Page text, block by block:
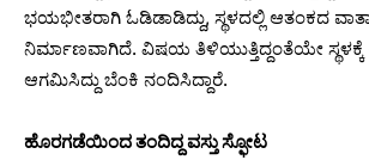
ಭಯಭೀತರಾಗಿ ಓಡಿಡಾಡಿದ್ದು, ಸ್ಥಳದಲ್ಲಿ ಆತಂಕದ
ನಿರ್ಮಾಣವಾಗಿದೆ. ವಿಷಯ ತಿಳಿಯುತ್ತಿದ್ದಂತೆಯೇ
ಆಗಮಿಸಿದ್ದು ಬೆಂಕಿ ನಂದಿಸಿದ್ದಾರೆ.
ಹೊರಗಡೆಯಿಂದ ತಂದಿದ್ದ ವಸ್ತು ಸ್ಫೋಟ